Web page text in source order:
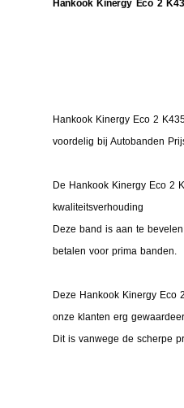
Hankook Kinergy Eco 2
Hankook Kinergy Eco 2
voordelig bij Autobanden
De Hankook Kinergy Eco 2
kwaliteitsverhouding
Deze band is aan te
betalen voor prima banden.
Deze Hankook Kinergy Eco
onze klanten erg
Dit is vanwege de scherpe